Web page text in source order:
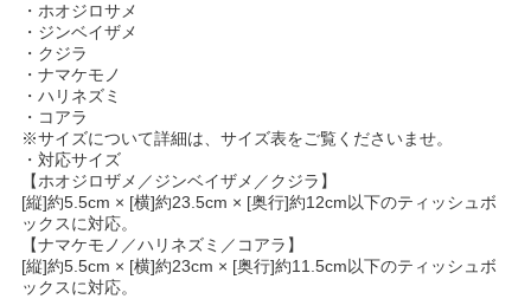
・ホオジロサメ
・ジンベイザメ
・クジラ
・ナマケモノ
・ハリネズミ
・コアラ
※サイズについて詳細は、サイズ表をご覧くださいませ。
・対応サイズ
【ホオジロザメ／ジンベイザメ／クジラ】
[縦]約5.5cm × [横]約23.5cm × [奥行]約12cm以下のティッシュボ
ックスに対応。
【ナマケモノ／ハリネズミ／コアラ】
[縦]約5.5cm × [横]約23cm × [奥行]約11.5cm以下のティッシュボ
ックスに対応。